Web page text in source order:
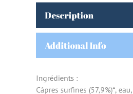
Description
Additional Info
Ingrédients :
Câpres surfines (57,9%)*,